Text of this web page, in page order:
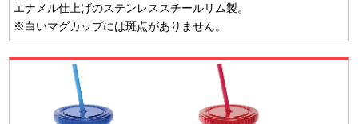
エナメル仕上げのステンレススチールリム製。
※白いマグカップには斑点がありません。